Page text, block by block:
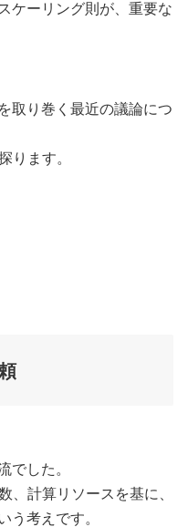
ケーリング則が、重要な
取り巻く最近の議論につ
ります。
でした。
、計算リソースを基に、
う考えです。